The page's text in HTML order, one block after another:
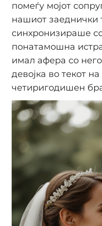
помеѓу мојот
нашиот заеднички
синхронизираше
понатамошна
имал афера со
девојка во текот
четиригодишен